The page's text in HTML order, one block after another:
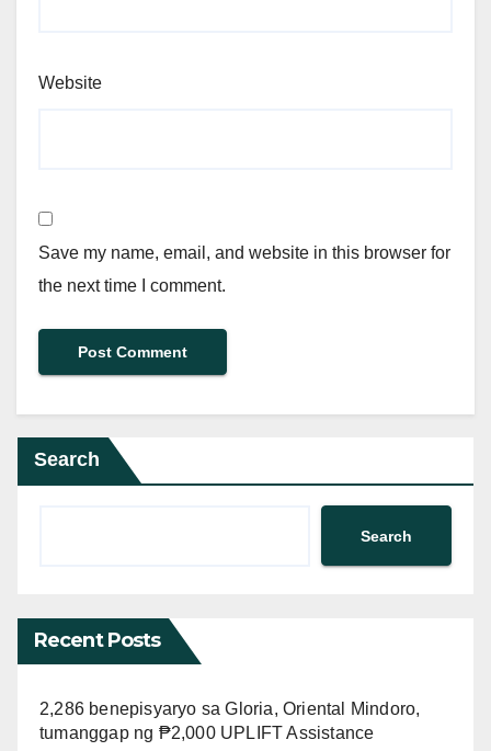
Website
Save my name, email, and website in this browser for
the next time I comment.
Search
Search
Recent Posts
2,286 benepisyaryo sa Gloria, Oriental Mindoro,
tumanggap ng ₱2,000 UPLIFT Assistance